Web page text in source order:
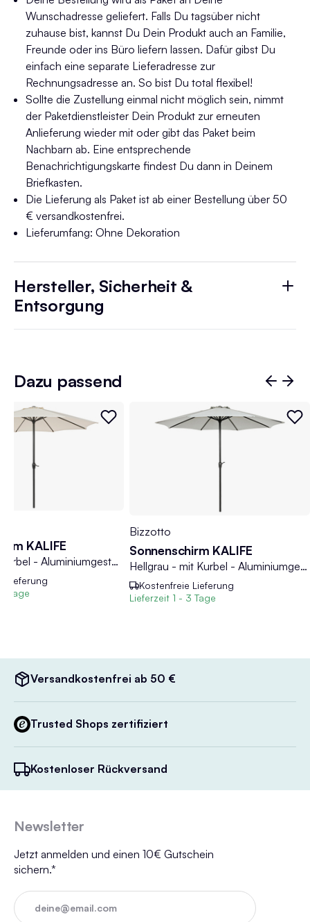
Wunschadresse geliefert. Falls Du tagsüber nicht
zuhause bist, kannst Du Dein Produkt auch an Familie,
Freunde oder ins Büro liefern lassen. Dafür gibst Du
einfach eine separate Lieferadresse zur
Rechnungsadresse an. So bist Du total flexibel!
Sollte die Zustellung einmal nicht möglich sein, nimmt
der Paketdienstleister Dein Produkt zur erneuten
Anlieferung wieder mit oder gibt das Paket beim
Nachbarn ab. Eine entsprechende
Benachrichtigungskarte findest Du dann in Deinem
Briefkasten.
Die Lieferung als Paket ist ab einer Bestellung über 50
€ versandkostenfrei.
Lieferumfang: Ohne Dekoration
Hersteller, Sicherheit &
Entsorgung
Dazu passend
KALIFE
Beige - mit Kurbel - Aluminiumgestell - Ø 300 cm
Lieferung
Tage
Bizzotto
Sonnenschirm KALIFE
Hellgrau - mit Kurbel - Aluminiumgestell - Ø 300 cm
Kostenfreie Lieferung
Lieferzeit 1 - 3 Tage
Versandkostenfrei ab 50 €
Trusted Shops zertifiziert
Kostenloser Rückversand
Newsletter
Jetzt anmelden und einen 10€ Gutschein
sichern.*
deine@email.com